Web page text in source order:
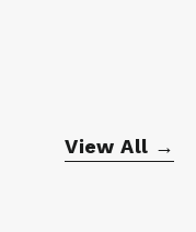
View All →